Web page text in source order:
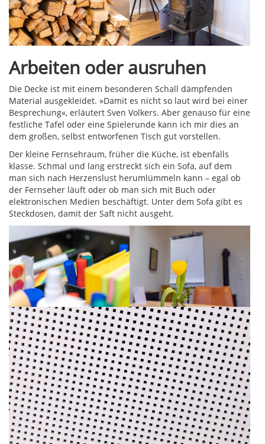
Arbeiten oder ausruhen
Die Decke ist mit einem besonderen Schall dämpfenden
Material ausgekleidet. »Damit es nicht so laut wird bei einer
Besprechung«, erläutert Sven Volkers. Aber genauso für eine
festliche Tafel oder eine Spielerunde kann ich mir dies an
dem großen, selbst entworfenen Tisch gut vorstellen.
Der kleine Fernsehraum, früher die Küche, ist ebenfalls
klasse. Schmal und lang erstreckt sich ein Sofa, auf dem
man sich nach Herzenslust herumlümmeln kann – egal ob
der Fernseher läuft oder ob man sich mit Buch oder
elektronischen Medien beschäftigt. Unter dem Sofa gibt es
Steckdosen, damit der Saft nicht ausgeht.